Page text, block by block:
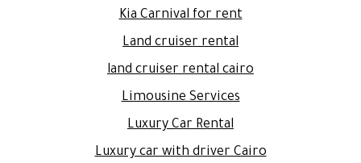
Kia Carnival for rent
Land cruiser rental
land cruiser rental cairo
Limousine Services
Luxury Car Rental
Luxury car with driver Cairo